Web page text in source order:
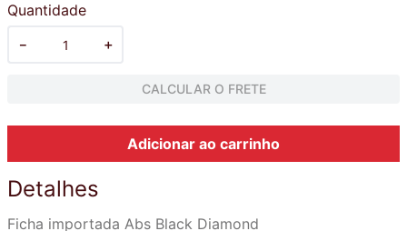
Quantidade
＋
－
CALCULAR O FRETE
Adicionar ao carrinho
Detalhes
Ficha importada Abs Black Diamond